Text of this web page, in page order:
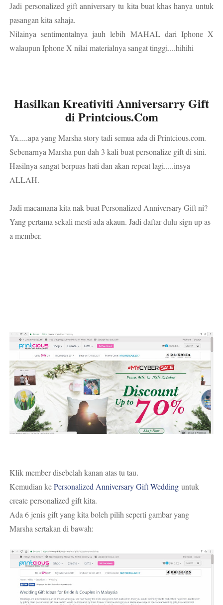
Jadi personalized gift anniversary tu kita buat khas hanya untuk
pasangan kita sahaja.
Nilainya sentimentalnya jauh lebih MAHAL dari Iphone X
walaupun Iphone X nilai materialnya sangat tinggi....hihihi
Hasilkan Kreativiti Anniversarry Gift
di Printcious.Com
Ya.....apa yang Marsha story tadi semua ada di Printcious.com.
Sebenarnya Marsha pun dah 3 kali buat personalize gift di sini.
Hasilnya sangat berpuas hati dan akan repeat lagi.....insya
ALLAH.
Jadi macamana kita nak buat Personalized Anniversary Gift ni?
Yang pertama sekali mesti ada akaun. Jadi daftar dulu sign up as
a member.
Klik member disebelah kanan atas tu tau.
Kemudian kePersonalized Anniversary Gift Wedding untuk
create personalized gift kita.
Ada 6 jenis gift yang kita boleh pilih seperti gambar yang
Marsha sertakan di bawah: